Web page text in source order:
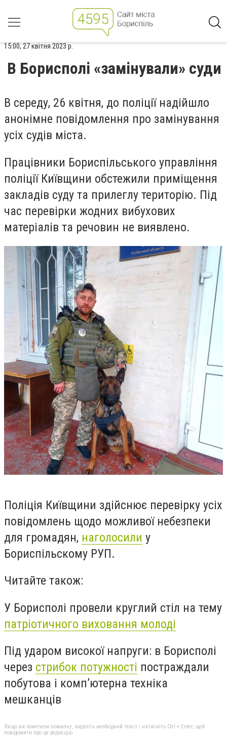
15:00, 27 квітня 2023 р.
В Борисполі «замінували» суди
В середу, 26 квітня, до поліції надійшло
анонімне повідомлення про замінування
усіх судів міста.
Працівники Бориспільського управління
поліції Київщини обстежили приміщення
закладів суду та прилеглу територію. Під
час перевірки жодних вибухових
матеріалів та речовин не виявлено.
Поліція Київщини здійснює перевірку усіх
повідомлень щодо можливої небезпеки
для громадян, наголосили у
Бориспільскому РУП.
Читайте також:
У Борисполі провели круглий стіл на тему
патріотичного виховання молоді
Під ударом високої напруги: в Борисполі
через стрибок потужності постраждали
побутова і комп’ютерна техніка
мешканців
Якщо ви помітили помилку, виділіть необхідний текст і натисніть Ctrl + Enter, щоб
повідомити про це редакцію